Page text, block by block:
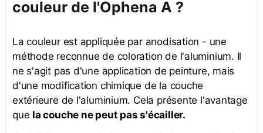
couleur de l'Ophena A ?
La couleur est appliquée par anodisation - une
méthode reconnue de coloration de l'aluminium. Il
ne s'agit pas d'une application de peinture, mais
d'une modification chimique de la couche
extérieure de l'aluminium. Cela présente l'avantage
que la couche ne peut pas s'écailler.